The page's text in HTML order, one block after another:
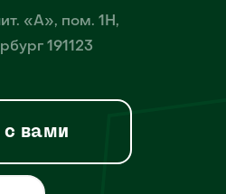
«А», пом. 1Н,
191123
с вами